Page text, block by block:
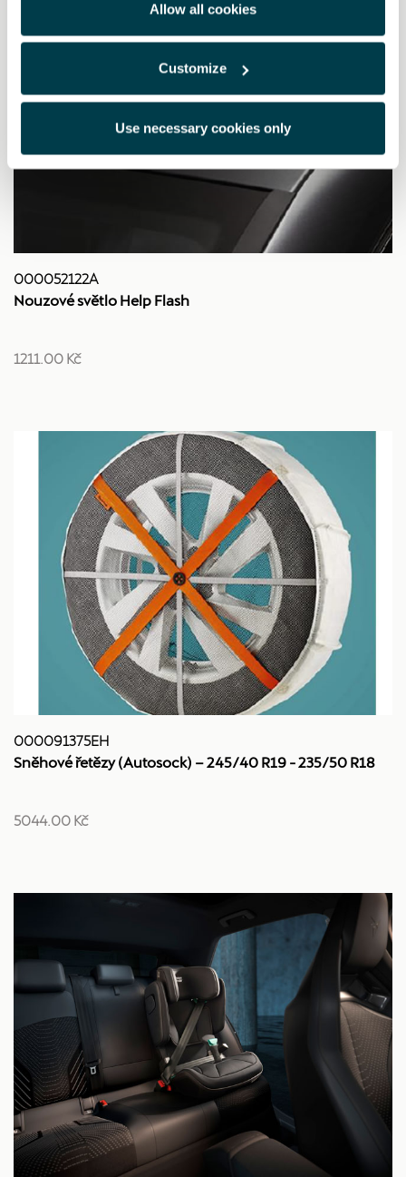
Allow all cookies
Customize
Use necessary cookies only
000052122A
Nouzové světlo Help Flash
1211.00 Kč
000091375EH
Sněhové řetězy (Autosock) – 245/40 R19 - 235/50 R18
5044.00 Kč